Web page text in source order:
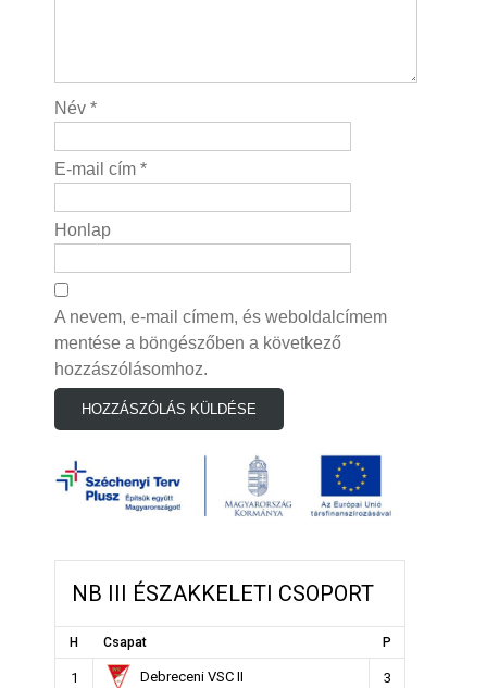
Név *
E-mail cím *
Honlap
A nevem, e-mail címem, és weboldalcímem
mentése a böngészőben a következő
hozzászólásomhoz.
NB III ÉSZAKKELETI CSOPORT
H Csapat P
1 Debreceni VSC II 3